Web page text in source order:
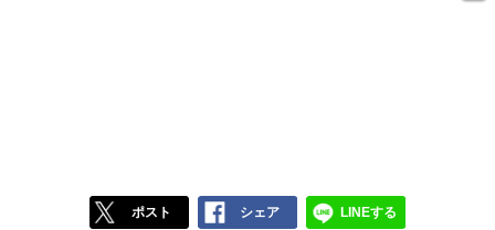
ポスト シェア LINEする